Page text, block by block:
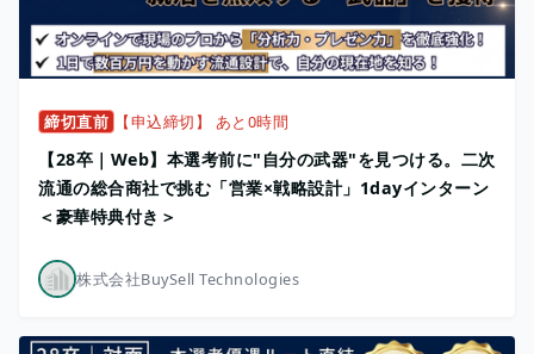
締切直前 【申込締切】 あと0時間
【28卒｜Web】本選考前に"自分の武器"を見つける。二次
流通の総合商社で挑む「営業×戦略設計」1dayインターン
＜豪華特典付き＞
株式会社BuySell Technologies